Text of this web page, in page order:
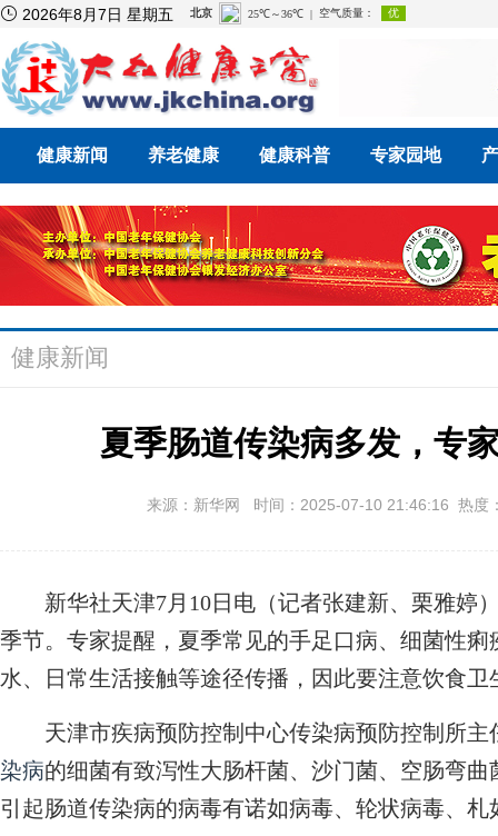
 2026年8月7日 星期五
健康新闻 养老健康 健康科普 专家园地
健康新闻
夏季肠道传染病多发，专
来源：新华网 时间：2025-07-10 21:46:16 热度
新华社天津7月10日电（记者张建新、栗雅婷
季节。专家提醒，夏季常见的手足口病、细菌性痢
水、日常生活接触等途径传播，因此要注意饮食
天津市疾病预防控制中心传染病预防控制所主
染病的细菌有致泻性大肠杆菌、沙门菌、空肠弯
引起肠道传染病的病毒有诺如病毒、轮状病毒、